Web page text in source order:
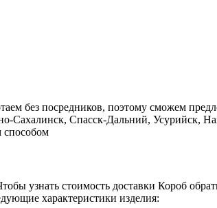
без посредников, поэтому сможем
Спасск-Дальний, Усурийск,
способом
узнать стоимость доставки Короб
характеристики изделия: